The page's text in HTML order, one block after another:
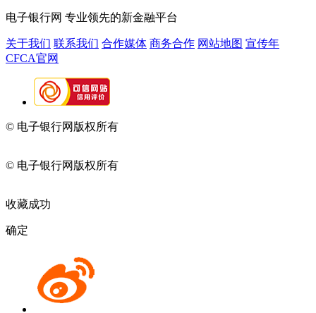
电子银行网 专业领先的新金融平台
关于我们 联系我们 合作媒体 商务合作 网站地图 宣传年
CFCA官网
© 电子银行网版权所有
© 电子银行网版权所有
收藏成功
确定